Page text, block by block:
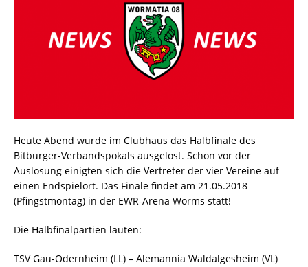
Heute Abend wurde im Clubhaus das Halbfinale des
Bitburger-Verbandspokals ausgelost. Schon vor der
Auslosung einigten sich die Vertreter der vier Vereine auf
einen Endspielort. Das Finale findet am 21.05.2018
(Pfingstmontag) in der EWR-Arena Worms statt!
Die Halbfinalpartien lauten:
TSV Gau-Odernheim (LL) – Alemannia Waldalgesheim (VL)